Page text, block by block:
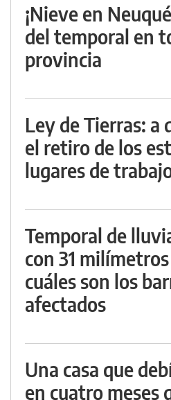
¡Nieve en
del temporal en
provincia
Ley de Tierras: a
el retiro de los
lugares de
Temporal de
con 31
cuáles son los
afectados
Una casa que
en cuatro meses